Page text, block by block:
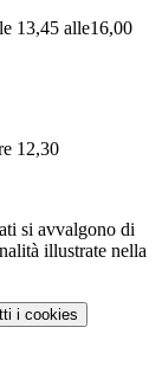
13,45 alle16,00
12,30
si avvalgono di
illustrate nella
i cookies